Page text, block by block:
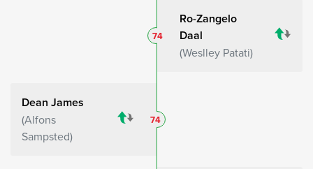
Ro-Zangelo
Daal
Weslley Patati
74
Dean James
Alfons
Sampsted
74